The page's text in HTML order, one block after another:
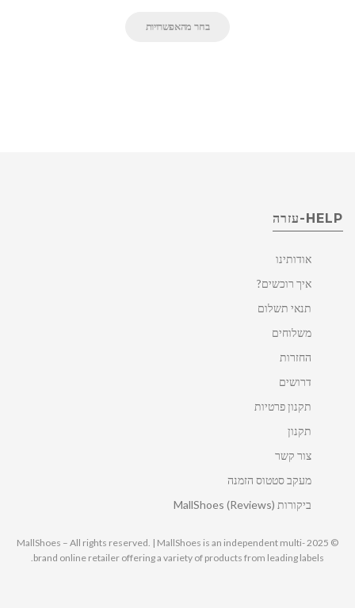
בחר מהאפשרויות
HELP-עזרה
אודותינו
איך רוכשים?
תנאי תשלום
משלוחים
החזרות
דרושים
תקנון פרטיות
תקנון
צור קשר
מעקב סטטוס הזמנה
ביקורות MallShoes (Reviews)
© 2025 MallShoes – All rights reserved. | MallShoes is an independent multi-
brand online retailer offering a variety of products from leading labels.